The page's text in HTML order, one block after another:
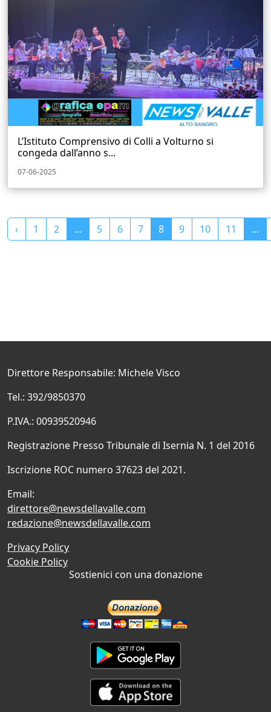
L’Istituto Comprensivo di Colli a Volturno si
congeda dall’anno s...
07-06-2025
‹ 1 2 ... 5 6 7 8 9 10 11 ...
Direttore Responsabile: Michele Visco
Tel.: 392/9850370
P.IVA.: 00939520946
Registrazione Presso Tribunale di Isernia N. 1 del 2016
Iscrizione ROC numero 37623 del 2021.
Email:
direttore@newsdellavalle.com
redazione@newsdellavalle.com
Privacy Policy
Cookie Policy
Sostienici con una donazione